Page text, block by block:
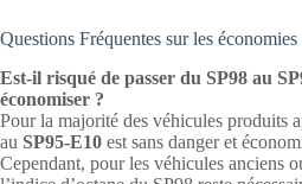
Questions Fréquentes sur les
Est-il risqué de passer du SP98 au
économiser ?
Pour la majorité des véhicules produits
au SP95-E10 est sans danger et
Cependant, pour les véhicules anciens